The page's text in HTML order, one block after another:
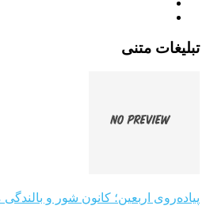
تبلیغات متنی
پیاده‌روی اربعین؛ کانون شور و